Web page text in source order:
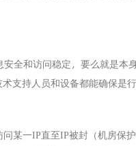
全和访问稳定，要么就是本
支持人员和设备都能确保是行
某一IP直至IP被封（机房保